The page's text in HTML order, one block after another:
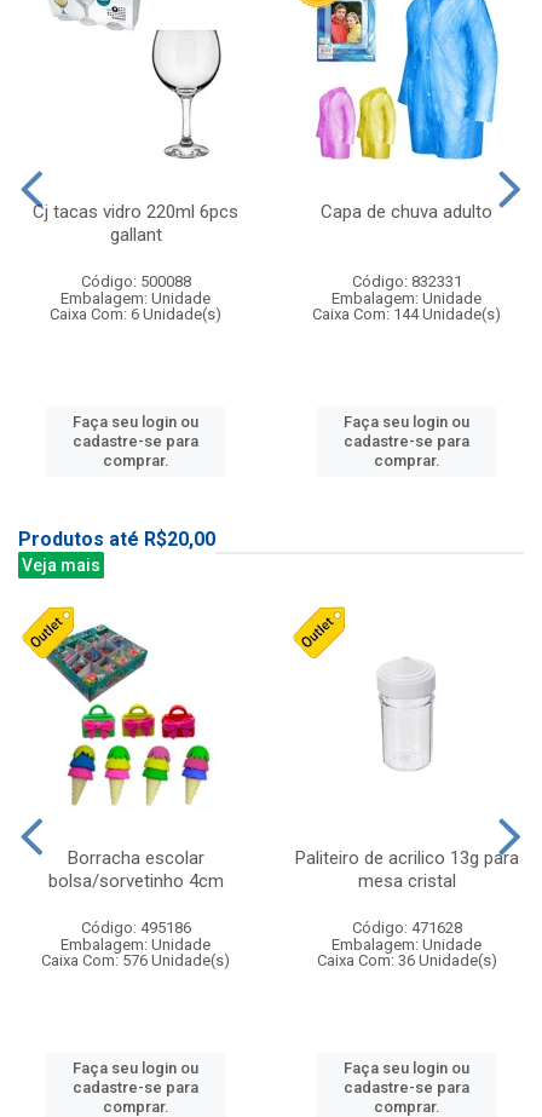
Cj tacas vidro 220ml 6pcs
gallant
Código: 500088
Embalagem: Unidade
Caixa Com: 6 Unidade(s)
Faça seu login ou
cadastre-se para
comprar.
Capa de chuva adulto
Código: 832331
Embalagem: Unidade
Caixa Com: 144 Unidade(s)
Faça seu login ou
cadastre-se para
comprar.
Produtos até R$20,00
Veja mais
Borracha escolar
bolsa/sorvetinho 4cm
Código: 495186
Embalagem: Unidade
Caixa Com: 576 Unidade(s)
Faça seu login ou
cadastre-se para
comprar.
Paliteiro de acrilico 13g para
mesa cristal
Código: 471628
Embalagem: Unidade
Caixa Com: 36 Unidade(s)
Faça seu login ou
cadastre-se para
comprar.